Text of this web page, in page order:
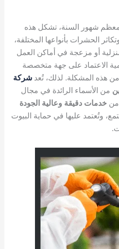
معظم شهور السنة، تشكل هذه
الحشرات بأنواعها المختلفة،
أو مزعجة في أماكن العمل
الاعتماد على جهة متخصصة
هذه المشكلة. لذلك، تُعد شركة
من الأسماء الرائدة في مجال
من خدمات دقيقة وعالية الجودة
وتُعتمد عليها في حماية البيوت